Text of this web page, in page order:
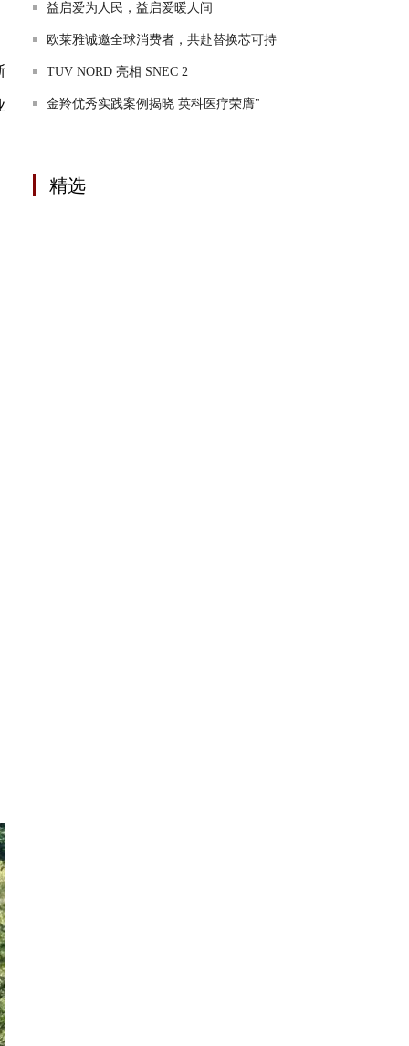
益启爱为人民，益启爱暖人间
欧莱雅诚邀全球消费者，共赴替换芯可持
TUV NORD 亮相 SNEC 2
金羚优秀实践案例揭晓 英科医疗荣膺"
精选